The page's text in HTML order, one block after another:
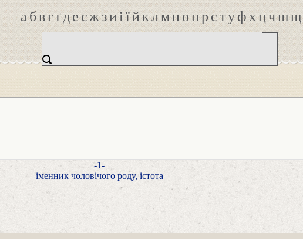
абвгґдеєжзиіїйклмнопрстуфхцчшщ
-1-
іменник чоловічого роду, істота